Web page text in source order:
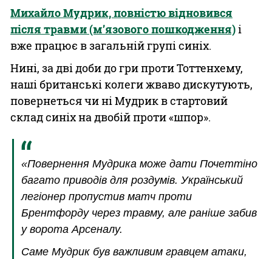
Михайло Мудрик, повністю відновився
після травми (м’язового пошкодження)і
вже працює в загальній групі синіх.
Нині, за дві доби до гри проти Тоттенхему,
наші британські колеги жваво дискутують,
повернеться чи ні Мудрик в стартовий
склад синіх на двобій проти «шпор».
«Повернення Мудрика може дати Почеттіно
багато приводів для роздумів. Український
легіонер пропустив матч проти
Брентфорду через травму, але раніше забив
у ворота Арсеналу.
Саме Мудрик був важливим гравцем атаки,